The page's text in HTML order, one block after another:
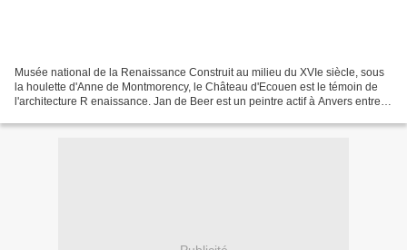
Musée national de la Renaissance Construit au milieu du XVIe siècle, sous
la houlette d'Anne de Montmorency, le Château d'Ecouen est le témoin de
l'architecture R enaissance. Jan de Beer est un peintre actif à Anvers entre